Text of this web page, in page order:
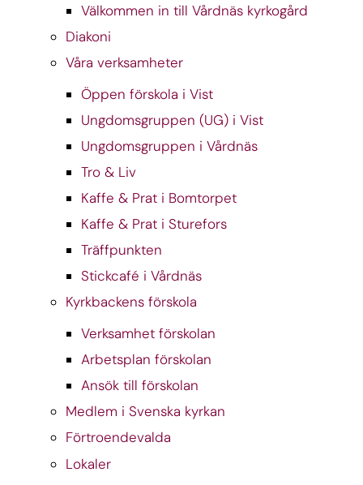
Välkommen in till Vårdnäs kyrkogård
Diakoni
Våra verksamheter
Öppen förskola i Vist
Ungdomsgruppen (UG) i Vist
Ungdomsgruppen i Vårdnäs
Tro & Liv
Kaffe & Prat i Bomtorpet
Kaffe & Prat i Sturefors
Träffpunkten
Stickcafé i Vårdnäs
Kyrkbackens förskola
Verksamhet förskolan
Arbetsplan förskolan
Ansök till förskolan
Medlem i Svenska kyrkan
Förtroendevalda
Lokaler